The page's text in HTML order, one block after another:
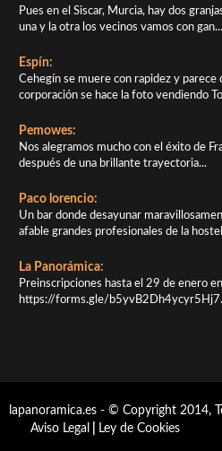
Pues en el Siscar, Murcia, hay dos
una y la otra los vecinos vamos con gan...
Espín:
Cehegín se muere con rapidez y parece
corporación se hace la foto vendiendo
Pemowes:
Nos alegramos mucho con el éxito de
después de una brillante trayectoria...
Paco lorencio:
Un bar donde desayunar
afable grandes profesionales de la
La Panorámica:
Preinscripciones hasta el 29 de enero
https://forms.gle/
lapanoramica.es - © Copyright 2014,
Aviso Legal
Ley de Cookies